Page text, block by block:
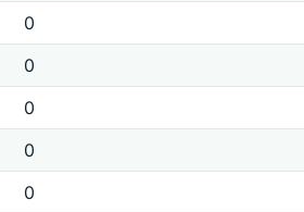
0
0
0
0
0